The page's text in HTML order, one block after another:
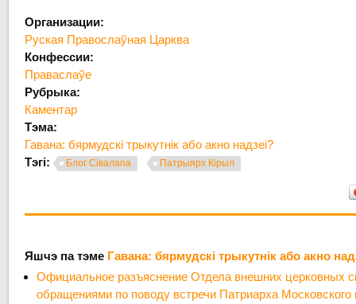
Организации:
Руская Правослаўная Царква
Конфессии:
Праваслаўе
Рубрыка:
Каментар
Тэма:
Гавана: бярмудскі трыкутнік або акно надзеі?
Тэгі:
Блог Сівалапа Патрыярх Кірыл
Яшчэ па тэме Гавана: бярмудскі трыкутнік або акно
Официальное разъяснение Отдела внешних церковных
обращениями по поводу встречи Патриарха